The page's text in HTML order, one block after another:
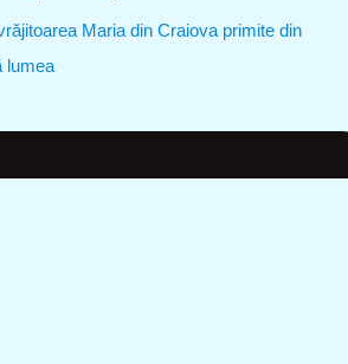
Maria din Craiova primite din
lumea